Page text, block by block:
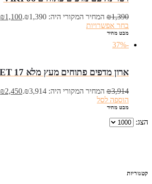
₪1,390 המחיר המקורי היה: ₪1,390. ₪1,100
בחר אפשרויות
מבט מהיר
-37%
ארון מדפים פתוחים מעץ מלא VELVET 17
₪3,914 המחיר המקורי היה: ₪3,914. ₪2,450
הוספה לסל
מבט מהיר
הצג:
קטגוריות